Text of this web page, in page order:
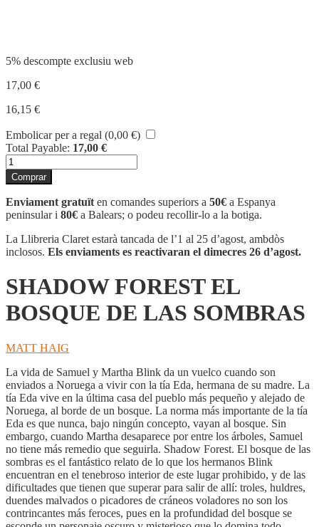
5% descompte exclusiu web
17,00 €
16,15 €
Embolicar per a regal (0,00 €)
Total Payable: 17,00 €
quantitat
de
SHADOW
FOREST
EL
BOSQUE
DE
LAS
Comprar
Enviament gratuït en comandes superiors a 50€ a Espanya
peninsular i 80€ a Balears; o podeu recollir-lo a la botiga.
La Llibreria Claret estarà tancada de l’1 al 25 d’agost, ambdòs
inclosos. Els enviaments es reactivaran el dimecres 26 d’agost.
SHADOW FOREST EL
BOSQUE DE LAS SOMBRAS
MATT HAIG
La vida de Samuel y Martha Blink da un vuelco cuando son
enviados a Noruega a vivir con la tía Eda, hermana de su madre. La
tía Eda vive en la última casa del pueblo más pequeño y alejado de
Noruega, al borde de un bosque. La norma más importante de la tía
Eda es que nunca, bajo ningún concepto, vayan al bosque. Sin
embargo, cuando Martha desaparece por entre los árboles, Samuel
no tiene más remedio que seguirla. Shadow Forest. El bosque de las
sombras es el fantástico relato de lo que los hermanos Blink
encuentran en el tenebroso interior de este lugar prohibido, y de las
dificultades que tienen que superar para salir de allí: troles, huldres,
duendes malvados o picadores de cráneos voladores no son los
contrincantes más feroces, pues en la profundidad del bosque se